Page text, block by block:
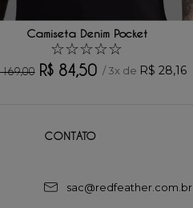
Camiseta Denim Pocket
☆☆☆☆☆
169,00 R$ 84,50 /3x de R$ 28,16
CONTATO
sac@redfeather.com.br